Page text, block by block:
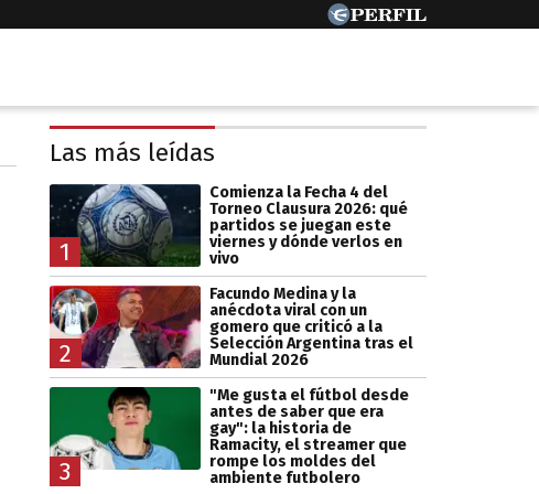
Las más leídas
1
Comienza la Fecha 4 del
Torneo Clausura 2026: qué
partidos se juegan este
viernes y dónde verlos en
vivo
2
Facundo Medina y la
anécdota viral con un
gomero que criticó a la
Selección Argentina tras el
Mundial 2026
3
"Me gusta el fútbol desde
antes de saber que era
gay": la historia de
Ramacity, el streamer que
rompe los moldes del
ambiente futbolero